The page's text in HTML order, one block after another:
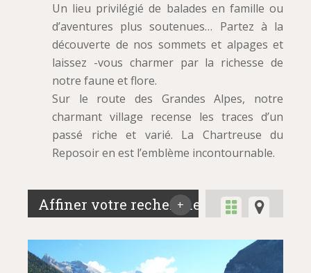
Un lieu privilégié de balades en famille ou
d’aventures plus soutenues… Partez à la
découverte de nos sommets et alpages et
laissez -vous charmer par la richesse de
notre faune et flore.
Sur le route des Grandes Alpes, notre
charmant village recense les traces d’un
passé riche et varié. La Chartreuse du
Reposoir en est l’emblème incontournable.
Affiner votre recherche